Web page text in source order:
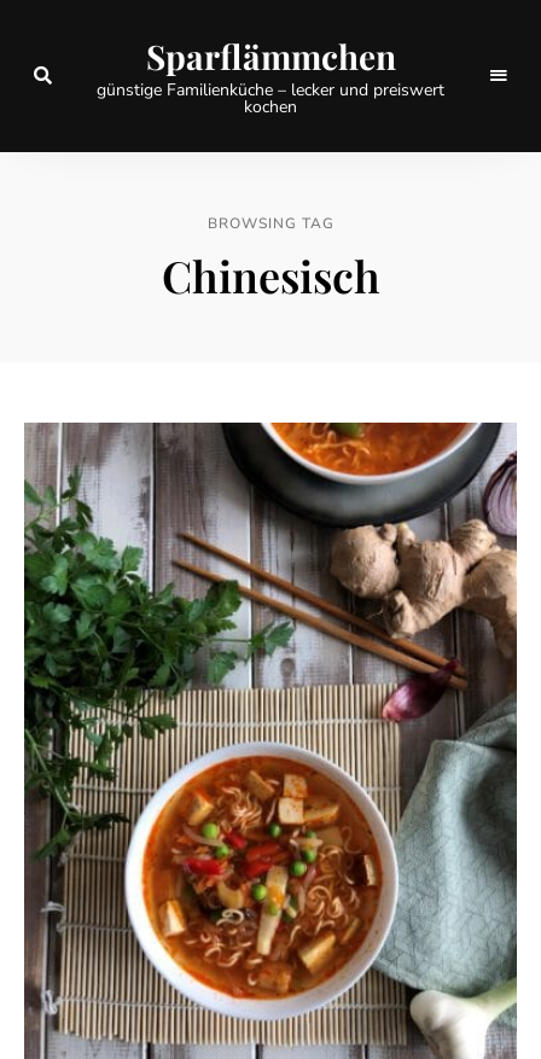
Sparflämmchen
günstige Familienküche – lecker und preiswert
kochen
BROWSING TAG
Chinesisch